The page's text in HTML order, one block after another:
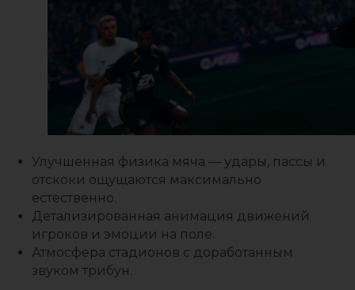
Улучшенная физика мяча — удары, пассы и
отскоки ощущаются максимально
естественно.
Детализированная анимация движений
игроков и эмоции на поле.
Атмосфера стадионов с доработанным
звуком трибун.